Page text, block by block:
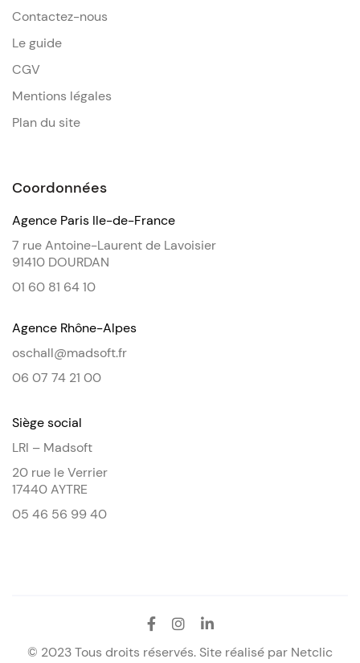
Contactez-nous
Le guide
CGV
Mentions légales
Plan du site
Coordonnées
Agence Paris Ile-de-France
7 rue Antoine-Laurent de Lavoisier
91410 DOURDAN
01 60 81 64 10
Agence Rhône-Alpes
oschall@madsoft.fr
06 07 74 21 00
Siège social
LRI – Madsoft
20 rue le Verrier
17440 AYTRE
05 46 56 99 40
© 2023 Tous droits réservés. Site réalisé par Netclic